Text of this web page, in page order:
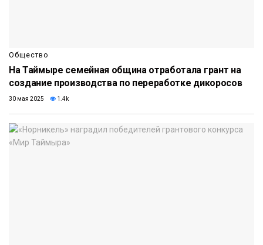
Общество
На Таймыре семейная община отработала грант на
создание производства по переработке дикоросов
30 мая 2025 1.4k